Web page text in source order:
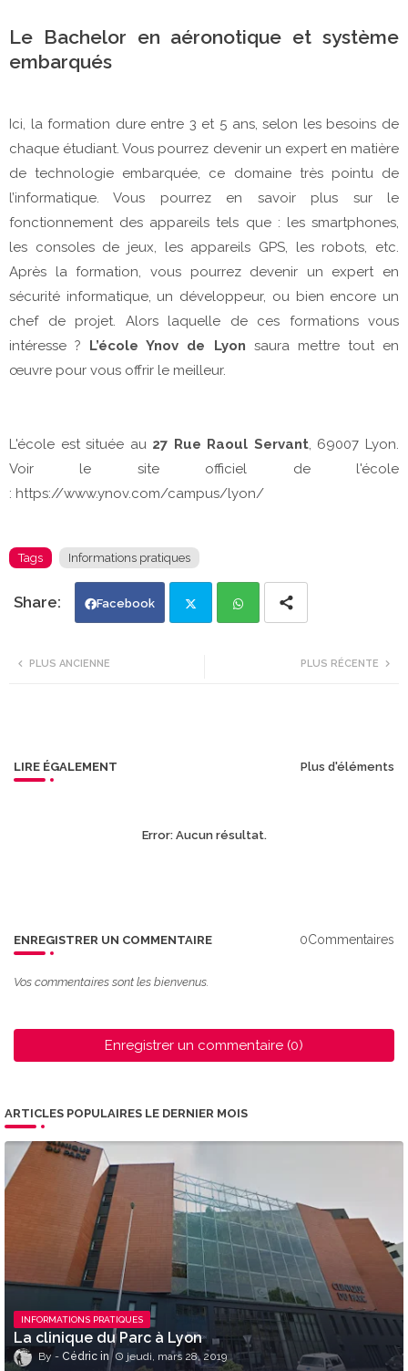
Le Bachelor en aéronotique et système
embarqués
Ici, la formation dure entre 3 et 5 ans, selon les besoins de
chaque étudiant. Vous pourrez devenir un expert en matière
de technologie embarquée, ce domaine très pointu de
l’informatique. Vous pourrez en savoir plus sur le
fonctionnement des appareils tels que : les smartphones,
les consoles de jeux, les appareils GPS, les robots, etc.
Après la formation, vous pourrez devenir un expert en
sécurité informatique, un développeur, ou bien encore un
chef de projet. Alors laquelle de ces formations vous
intéresse ? L’école Ynov de Lyon saura mettre tout en
œuvre pour vous offrir le meilleur.
L'école est située au 27 Rue Raoul Servant, 69007 Lyon.
Voir le site officiel de l'école
: https://www.ynov.com/campus/lyon/
Tags Informations pratiques
Facebook
PLUS RÉCENTE
PLUS ANCIENNE
LIRE ÉGALEMENT Plus d'éléments
Error:Aucun résultat.
ENREGISTRER UN COMMENTAIRE 0Commentaires
Vos commentaires sont les bienvenus.
Enregistrer un commentaire (0)
ARTICLES POPULAIRES LE DERNIER MOIS
INFORMATIONS PRATIQUES
La clinique du Parc à Lyon
Cédric jeudi, mars 28, 2019